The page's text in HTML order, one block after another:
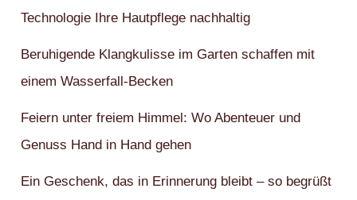
Technologie Ihre Hautpflege nachhaltig
Beruhigende Klangkulisse im Garten schaffen mit
einem Wasserfall-Becken
Feiern unter freiem Himmel: Wo Abenteuer und
Genuss Hand in Hand gehen
Ein Geschenk, das in Erinnerung bleibt – so begrüßt